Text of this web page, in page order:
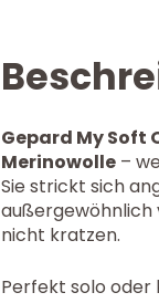
Gepard My Soft
Merinowolle –
Sie strickt sich
außergewöhnlich
nicht kratzen.
Perfekt solo